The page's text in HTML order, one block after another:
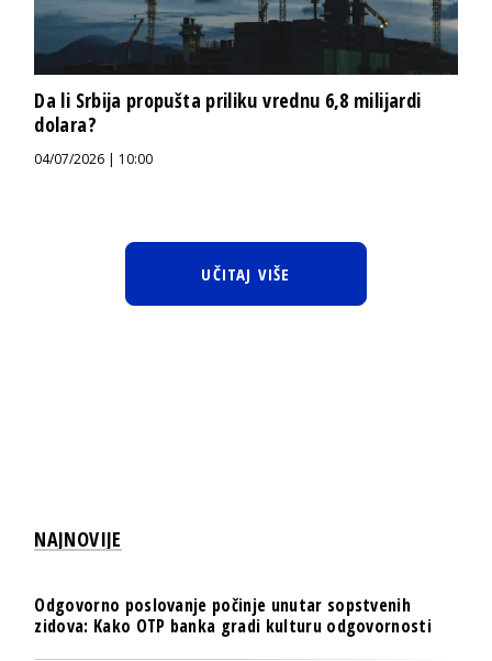
Da li Srbija propušta priliku vrednu 6,8 milijardi
dolara?
04/07/2026 | 10:00
UČITAJ VIŠE
NAJNOVIJE
Odgovorno poslovanje počinje unutar sopstvenih
zidova: Kako OTP banka gradi kulturu odgovornosti